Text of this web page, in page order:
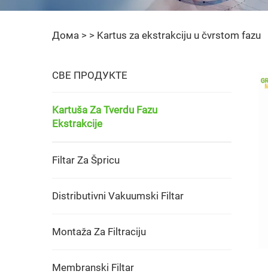
Дома > > Kartus za ekstrakciju u čvrstom fazu
СВЕ ПРОДУКТЕ
Kartuša Za Tverdu Fazu
Ekstrakcije
Filtar Za Špricu
Distributivni Vakuumski Filtar
Montaža Za Filtraciju
Membranski Filtar